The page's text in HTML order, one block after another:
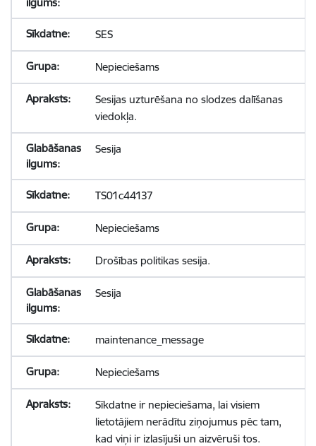
SES
Nepieciešams
Sesijas uzturēšana no slodzes dalīšanas
viedokļa.
Sesija
TS01c44137
Nepieciešams
Drošības politikas sesija.
Sesija
maintenance_message
Nepieciešams
Sīkdatne ir nepieciešama, lai visiem
lietotājiem nerādītu ziņojumus pēc tam,
kad viņi ir izlasījuši un aizvēruši tos.